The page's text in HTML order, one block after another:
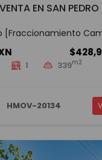
EN SAN PEDRO
[Fraccionamiento
1 339m2
HMOV-20134